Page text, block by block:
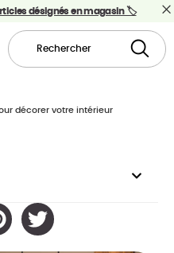
articles désignés en magasin 🏷️
décorer votre intérieur